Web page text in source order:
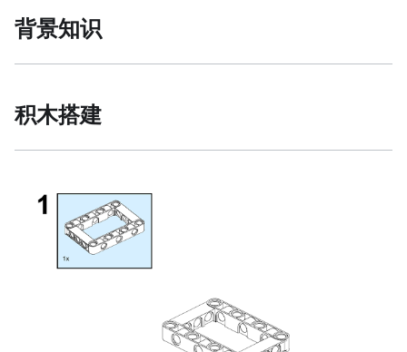
背景知识
积木搭建